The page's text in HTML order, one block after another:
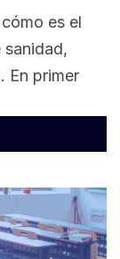
es el
sanidad,
En primer